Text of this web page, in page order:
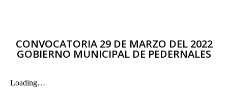
CONVOCATORIA 29 DE MARZO DEL 2022
GOBIERNO MUNICIPAL DE PEDERNALES